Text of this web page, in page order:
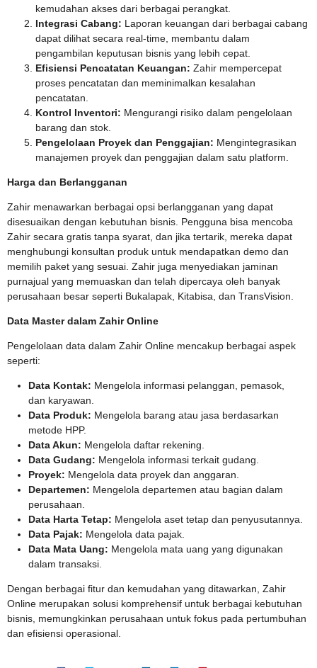
kemudahan akses dari berbagai perangkat.
Integrasi Cabang: Laporan keuangan dari berbagai cabang
dapat dilihat secara real-time, membantu dalam
pengambilan keputusan bisnis yang lebih cepat.
Efisiensi Pencatatan Keuangan: Zahir mempercepat
proses pencatatan dan meminimalkan kesalahan
pencatatan.
Kontrol Inventori: Mengurangi risiko dalam pengelolaan
barang dan stok.
Pengelolaan Proyek dan Penggajian: Mengintegrasikan
manajemen proyek dan penggajian dalam satu platform.
Harga dan Berlangganan
Zahir menawarkan berbagai opsi berlangganan yang dapat
disesuaikan dengan kebutuhan bisnis. Pengguna bisa mencoba
Zahir secara gratis tanpa syarat, dan jika tertarik, mereka dapat
menghubungi konsultan produk untuk mendapatkan demo dan
memilih paket yang sesuai. Zahir juga menyediakan jaminan
purnajual yang memuaskan dan telah dipercaya oleh banyak
perusahaan besar seperti Bukalapak, Kitabisa, dan TransVision.
Data Master dalam Zahir Online
Pengelolaan data dalam Zahir Online mencakup berbagai aspek
seperti:
Data Kontak: Mengelola informasi pelanggan, pemasok,
dan karyawan.
Data Produk: Mengelola barang atau jasa berdasarkan
metode HPP.
Data Akun: Mengelola daftar rekening.
Data Gudang: Mengelola informasi terkait gudang.
Proyek: Mengelola data proyek dan anggaran.
Departemen: Mengelola departemen atau bagian dalam
perusahaan.
Data Harta Tetap: Mengelola aset tetap dan penyusutannya.
Data Pajak: Mengelola data pajak.
Data Mata Uang: Mengelola mata uang yang digunakan
dalam transaksi.
Dengan berbagai fitur dan kemudahan yang ditawarkan, Zahir
Online merupakan solusi komprehensif untuk berbagai kebutuhan
bisnis, memungkinkan perusahaan untuk fokus pada pertumbuhan
dan efisiensi operasional.